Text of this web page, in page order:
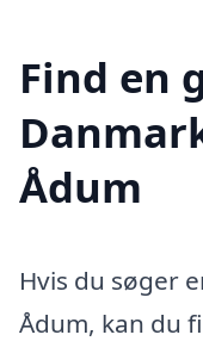
Find en
Ådum
Hvis du søger
Ådum, kan du